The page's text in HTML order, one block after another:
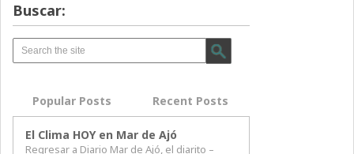
Buscar:
Popular Posts Recent Posts
El Clima HOY en Mar de Ajó
Regresar a Diario Mar de Ajó, el diarito –